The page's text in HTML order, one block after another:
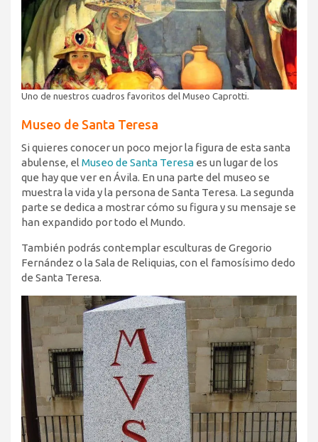
Uno de nuestros cuadros favoritos del Museo Caprotti.
Museo de Santa Teresa
Si quieres conocer un poco mejor la figura de esta santa
abulense, el Museo de Santa Teresa es un lugar de los
que hay que ver en Ávila. En una parte del museo se
muestra la vida y la persona de Santa Teresa. La segunda
parte se dedica a mostrar cómo su figura y su mensaje se
han expandido por todo el Mundo.
También podrás contemplar esculturas de Gregorio
Fernández o la Sala de Reliquias, con el famosísimo dedo
de Santa Teresa.